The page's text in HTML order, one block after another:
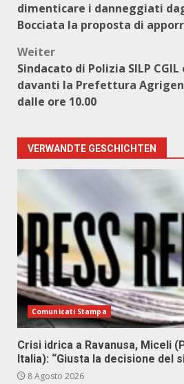
dimenticare i danneggiati
Bocciata la proposta di
Weiter
Sindacato di Polizia SILP CGIL
davanti la Prefettura
dalle ore 10.00
VERWANDTE GESCHICHTEN
Comunicati Stampa
Crisi idrica a Ravanusa, Miceli
Italia): “Giusta la decisione del
8 Agosto 2026